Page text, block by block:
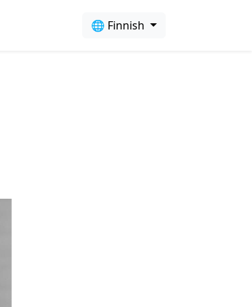
🌐 Finnish